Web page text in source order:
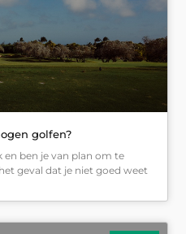
golfen?
en ben je van plan om te
geval dat je niet goed weet